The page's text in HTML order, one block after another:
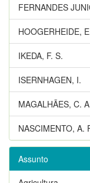
FERNANDES
HOOGERHEIDE,
IKEDA, F. S.
ISERNHAGEN, I.
MAGALHÃES, C.
NASCIMENTO, A.
Assunto